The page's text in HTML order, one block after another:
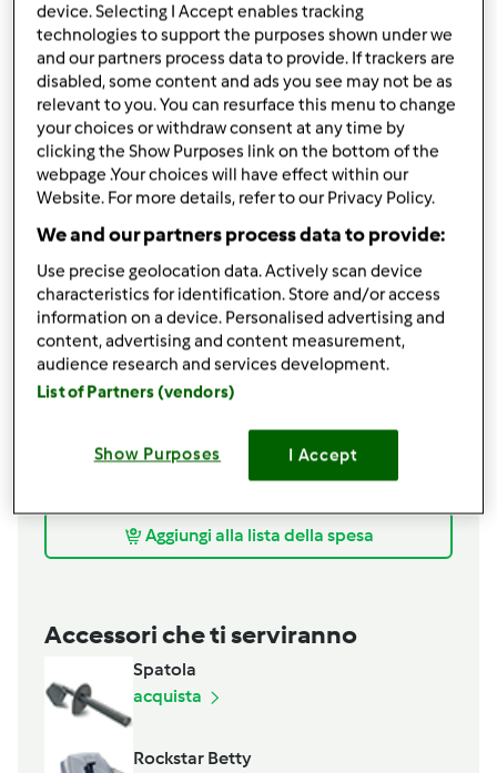
Crea variante
Ingredienti
Gateau di patate zucchine e prosciutto
20grammiolio extra vergine di oliva
700grammipatate
100grammimozzarella
200grammilatte
2uova
grammi
prosciutto cotto a fette
pane grattugiato
Aggiungi alla lista della spesa
Accessori che ti serviranno
Spatola
acquista
Rockstar Betty
device. Selecting I Accept enables tracking
technologies to support the purposes shown under we
and our partners process data to provide. If trackers are
disabled, some content and ads you see may not be as
relevant to you. You can resurface this menu to change
your choices or withdraw consent at any time by
clicking the Show Purposes link on the bottom of the
webpage .Your choices will have effect within our
Website. For more details, refer to our Privacy Policy.
We and our partners process data to provide:
Use precise geolocation data. Actively scan device
characteristics for identification. Store and/or access
information on a device. Personalised advertising and
content, advertising and content measurement,
audience research and services development.
List of Partners (vendors)
Show Purposes I Accept